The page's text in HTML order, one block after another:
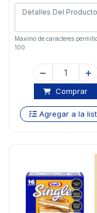
Maximo de caracteres
100
Comprar
Agregar a la